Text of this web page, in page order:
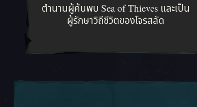
ตำนานผู้ค้นพบ Sea of Thieves และเป็น
ผู้รักษาวิถีชีวิตของโจรสลัด